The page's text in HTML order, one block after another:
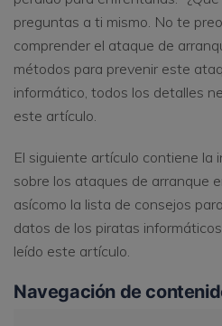
preguntas a ti mismo. No te
comprender el ataque de
métodos para prevenir este
informático, todos los detalles
este artículo.
El siguiente artículo contiene la
sobre los ataques de arranque
asícomo la lista de consejos
datos de los piratas
leído este artículo.
Navegación de